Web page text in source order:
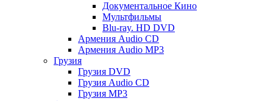
Документальное Кино
Мультфильмы
Blu-ray. HD DVD
Армения Audio CD
Армения Audio MP3
Грузия
Грузия DVD
Грузия Audio CD
Грузия MP3